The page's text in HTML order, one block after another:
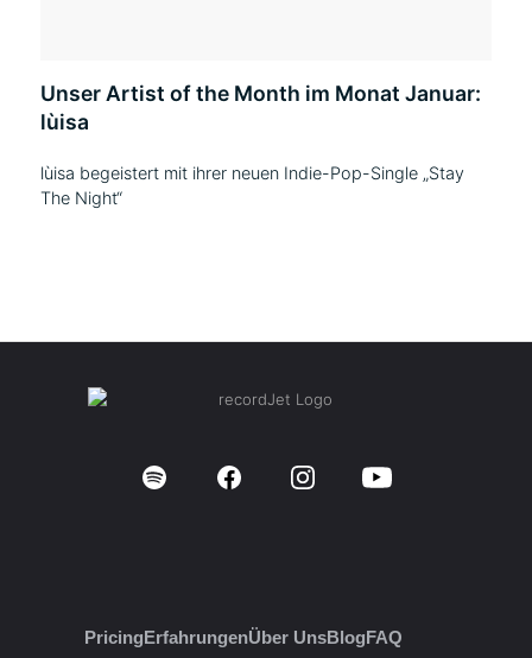
Unser Artist of the Month im Monat Januar:
lùisa
lùisa begeistert mit ihrer neuen Indie-Pop-Single „Stay
The Night“
PricingErfahrungenÜber UnsBlogFAQ